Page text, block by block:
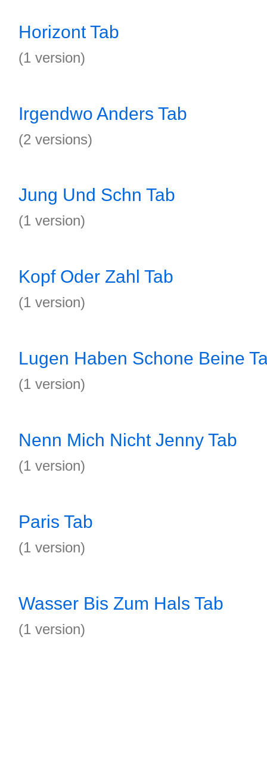
Horizont Tab
(1 version)
Irgendwo Anders Tab
(2 versions)
Jung Und Schn Tab
(1 version)
Kopf Oder Zahl Tab
(1 version)
Lugen Haben Schone Beine
(1 version)
Nenn Mich Nicht Jenny Tab
(1 version)
Paris Tab
(1 version)
Wasser Bis Zum Hals Tab
(1 version)